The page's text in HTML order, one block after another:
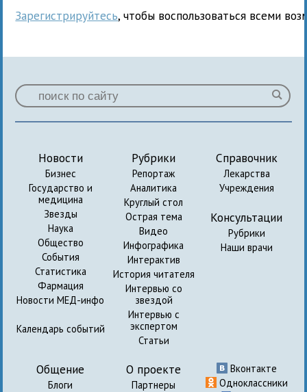
Зарегистрируйтесь, чтобы воспользоваться всеми
Новости
Бизнес
Государство и
медицина
Звезды
Наука
Общество
События
Статистика
Фармация
Новости МЕД-инфо
Календарь событий
Рубрики
Репортаж
Аналитика
Круглый стол
Острая тема
Видео
Инфографика
Интерактив
История читателя
Интервью со
звездой
Интервью с
экспертом
Статьи
Справочник
Лекарства
Учреждения
Консультации
Рубрики
Наши врачи
Общение
Блоги
О проекте
Партнеры
Вконтакте
Одноклассники